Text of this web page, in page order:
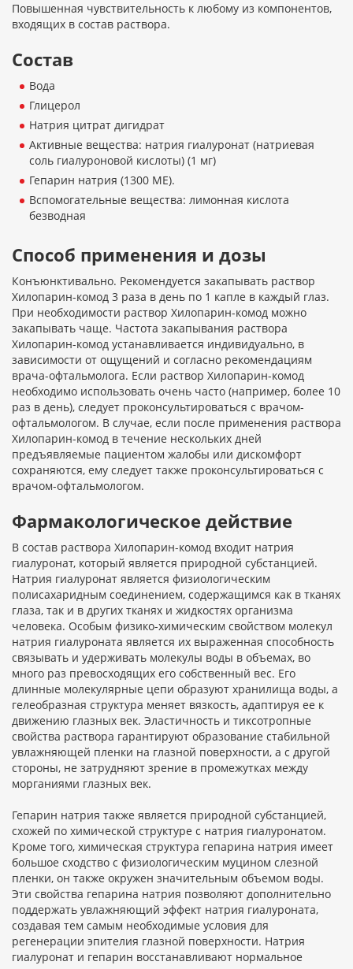
Повышенная чувствительность к любому из компонентов,
входящих в состав раствора.
Состав
Вода
Глицерол
Натрия цитрат дигидрат
Активные вещества: натрия гиалуронат (натриевая
соль гиалуроновой кислоты) (1 мг)
Гепарин натрия (1300 МЕ).
Вспомогательные вещества: лимонная кислота
безводная
Способ применения и дозы
Конъюнктивально. Рекомендуется закапывать раствор
Хилопарин-комод 3 раза в день по 1 капле в каждый глаз.
При необходимости раствор Хилопарин-комод можно
закапывать чаще. Частота закапывания раствора
Хилопарин-комод устанавливается индивидуально, в
зависимости от ощущений и согласно рекомендациям
врача-офтальмолога. Если раствор Хилопарин-комод
необходимо использовать очень часто (например, более 10
раз в день), следует проконсультироваться с врачом-
офтальмологом. В случае, если после применения раствора
Хилопарин-комод в течение нескольких дней
предъявляемые пациентом жалобы или дискомфорт
сохраняются, ему следует также проконсультироваться с
врачом-офтальмологом.
Фармакологическое действие
В состав раствора Хилопарин-комод входит натрия
гиалуронат, который является природной субстанцией.
Натрия гиалуронат является физиологическим
полисахаридным соединением, содержащимся как в тканях
глаза, так и в других тканях и жидкостях организма
человека. Особым физико-химическим свойством молекул
натрия гиалуроната является их выраженная способность
связывать и удерживать молекулы воды в объемах, во
много раз превосходящих его собственный вес. Его
длинные молекулярные цепи образуют хранилища воды, а
гелеобразная структура меняет вязкость, адаптируя ее к
движению глазных век. Эластичность и тиксотропные
свойства раствора гарантируют образование стабильной
увлажняющей пленки на глазной поверхности, а с другой
стороны, не затрудняют зрение в промежутках между
морганиями глазных век.
Гепарин натрия также является природной субстанцией,
схожей по химической структуре с натрия гиалуронатом.
Кроме того, химическая структура гепарина натрия имеет
большое сходство с физиологическим муцином слезной
пленки, он также окружен значительным объемом воды.
Эти свойства гепарина натрия позволяют дополнительно
поддержать увлажняющий эффект натрия гиалуроната,
создавая тем самым необходимые условия для
регенерации эпителия глазной поверхности. Натрия
гиалуронат и гепарин восстанавливают нормальное